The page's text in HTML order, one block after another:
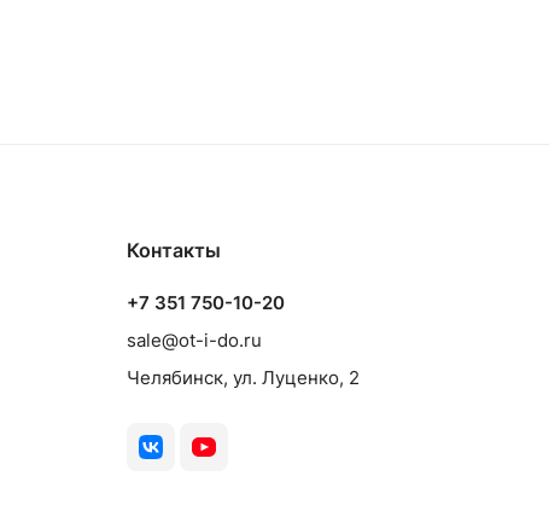
Контакты
+7 351 750-10-20
sale@ot-i-do.ru
Челябинск, ул. Луценко, 2